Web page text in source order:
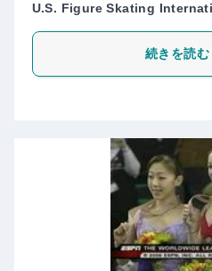
U.S. Figure Skating
続きを読む